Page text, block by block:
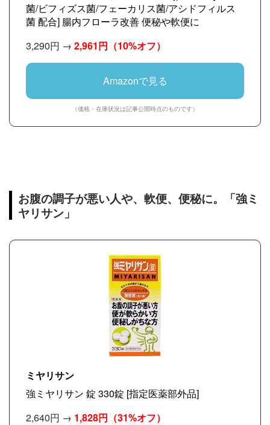
菌/ビフィズス菌/フェーカリス菌/アシドフィルス
菌 配合] 腸内フローラ改善 便秘や軟便に
3,290円 → 2,961円 （10%オフ）
Amazonで見る
（価格・在庫状況は記事公開時点のものです）
お腹の調子が悪い人や、軟便、便秘に。「強ミ
ヤリサン」
ミヤリサン
強ミヤリサン 錠 330錠 [指定医薬部外品]
2,640円 → 1,828円 （31%オフ）